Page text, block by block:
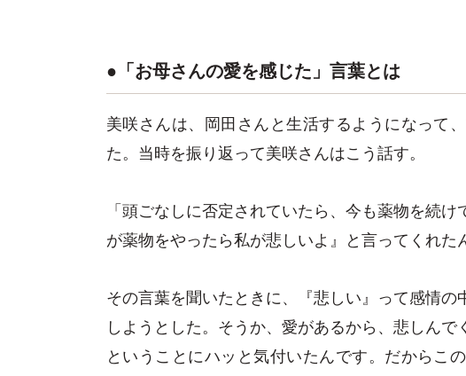
●「お母さんの愛を感じた」言葉とは
美咲さんは、岡田さんと生活するようになって
た。当時を振り返って美咲さんはこう話す。
「頭ごなしに否定されていたら、今も薬物を続
が薬物をやったら私が悲しいよ』と言ってくれた
その言葉を聞いたときに、『悲しい』って感情
しようとした。そうか、愛があるから、悲しんで
ということにハッと気付いたんです。だからこ